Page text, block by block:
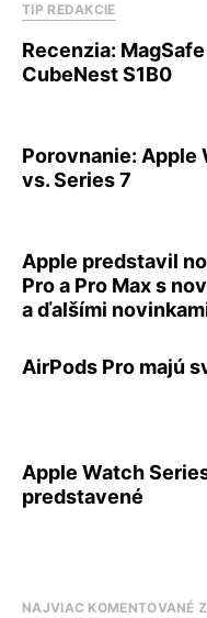
TIP REDAKCIE
Recenzia:
CubeNest S1B0
Porovnanie: Apple
vs. Series 7
Apple predstavil
Pro a Pro Max s
a ďalšími
AirPods Pro majú
Apple Watch
predstavené
NAJVIAC KOMENTOVANÉ